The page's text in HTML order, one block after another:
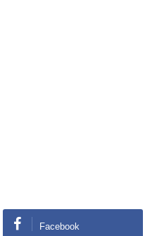
Facebook